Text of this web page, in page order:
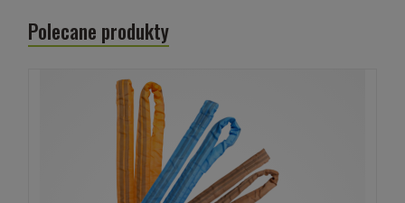
Polecane produkty